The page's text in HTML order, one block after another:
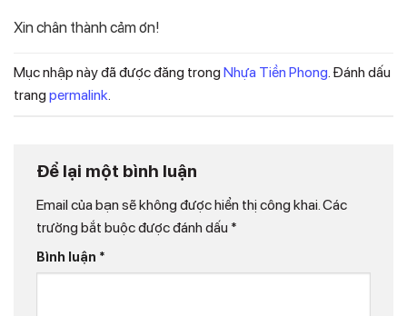
Xin chân thành cảm ơn!
Mục nhập này đã được đăng trong Nhựa Tiền Phong. Đánh dấu
trang permalink.
Để lại một bình luận
Email của bạn sẽ không được hiển thị công khai.Các
trường bắt buộc được đánh dấu *
Bình luận *